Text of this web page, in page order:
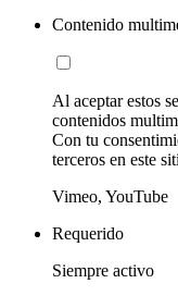
Contenido
Al aceptar estos
contenidos
Con tu
terceros en este
Vimeo, YouTube
Requerido
Siempre activo